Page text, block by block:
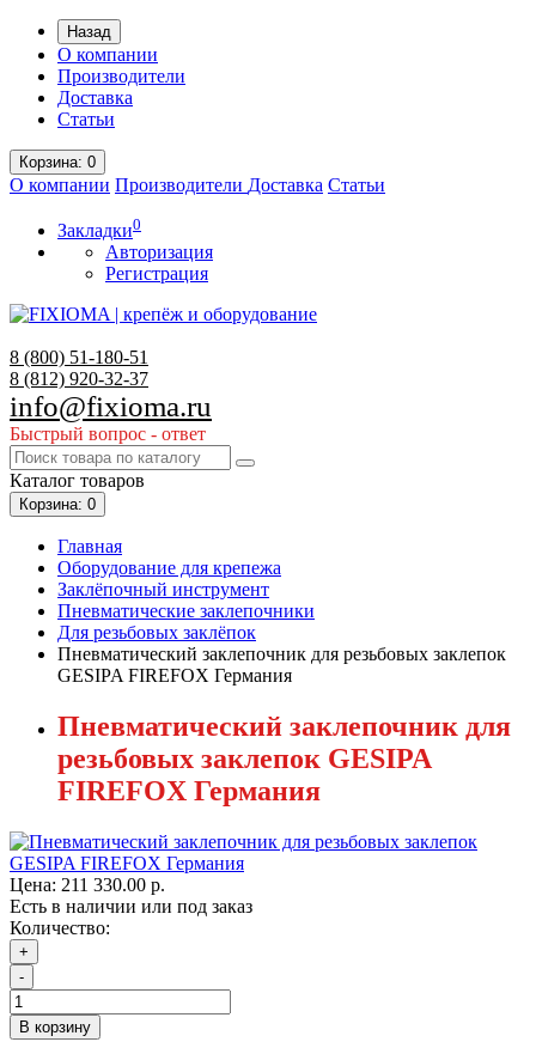
Назад
О компании
Производители
Доставка
Статьи
Корзина: 0
О компании Производители Доставка Статьи
Закладки0
Авторизация
Регистрация
8 (800) 51-180-51
8 (812) 920-32-37
info@fixioma.ru
Быстрый вопрос - ответ
Каталог товаров
Корзина: 0
Главная
Оборудование для крепежа
Заклёпочный инструмент
Пневматические заклепочники
Для резьбовых заклёпок
Пневматический заклепочник для резьбовых заклепок
GESIPA FIREFOX Германия
Пневматический заклепочник для
резьбовых заклепок GESIPA
FIREFOX Германия
Цена: 211 330.00 р.
Есть в наличии или под заказ
Количество:
+
-
В корзину